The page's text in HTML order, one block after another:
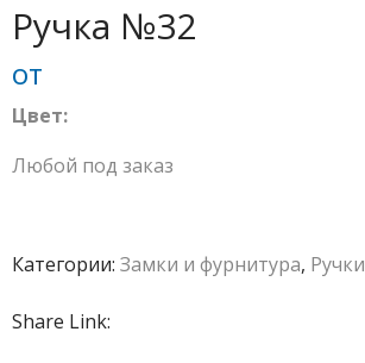
Ручка №32
от
Цвет:
Любой под заказ
Категории: Замки и фурнитура, Ручки
Share Link: